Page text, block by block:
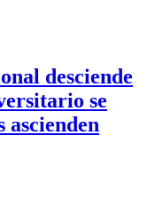
desciende
se
ascienden